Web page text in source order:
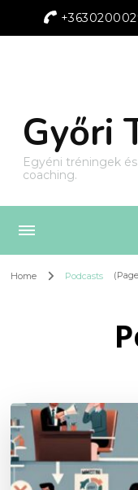
Győri
Egyéni tréningek
coaching.
Home Podcasts